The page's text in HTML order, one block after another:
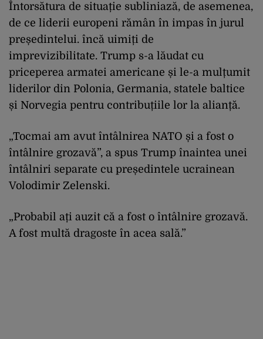
Întorsătura de situație subliniază, de asemenea,
de ce liderii europeni rămân în impas în jurul
președintelui. încă uimiți de
imprevizibilitate. Trump s-a lăudat cu
priceperea armatei americane și le-a mulțumit
liderilor din Polonia, Germania, statele baltice
și Norvegia pentru contribuțiile lor la alianță.
„Tocmai am avut întâlnirea NATO și a fost o
întâlnire grozavă”, a spus Trump înaintea unei
întâlniri separate cu președintele ucrainean
Volodimir Zelenski.
„Probabil ați auzit că a fost o întâlnire grozavă.
A fost multă dragoste în acea sală.”